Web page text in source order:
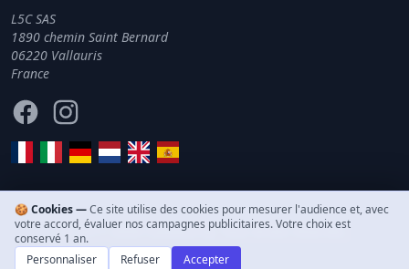
L5C SAS
1890 chemin Saint Bernard
06220 Vallauris
France
FacebookInstagram
© 2011–2026 CadeauCity. Tous droits réservés.
🍪 Cookies —Ce site utilise des cookies pour mesurer l'audience et, avec
votre accord, évaluer nos campagnes publicitaires. Votre choix est
conservé 1 an.
Personnaliser
Refuser Accepter